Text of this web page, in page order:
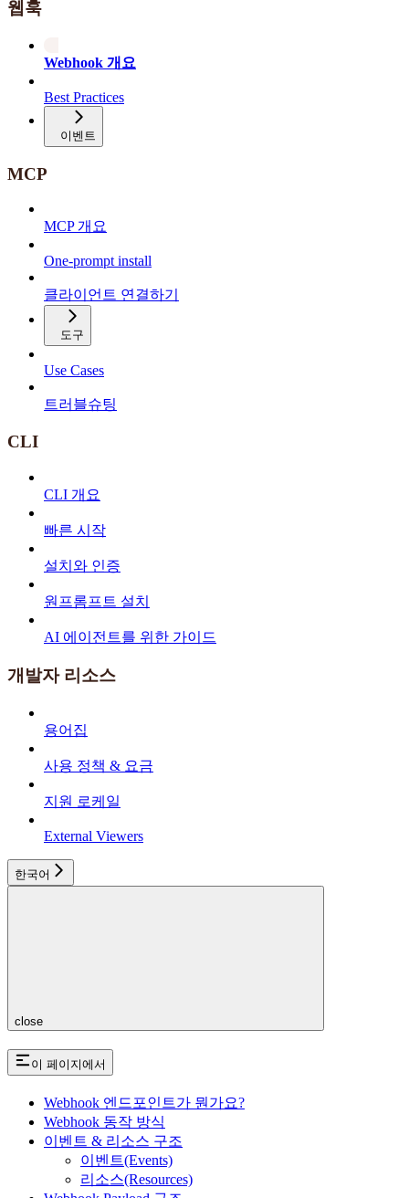
웹훅
Webhook 개요
Best Practices
이벤트
MCP
MCP 개요
One-prompt install
클라이언트 연결하기
도구
Use Cases
트러블슈팅
CLI
CLI 개요
빠른 시작
설치와 인증
원프롬프트 설치
AI 에이전트를 위한 가이드
개발자 리소스
용어집
사용 정책 & 요금
지원 로케일
External Viewers
한국어
close
이 페이지에서
Webhook 엔드포인트가 뭔가요?
Webhook 동작 방식
이벤트 & 리소스 구조
이벤트(Events)
리소스(Resources)